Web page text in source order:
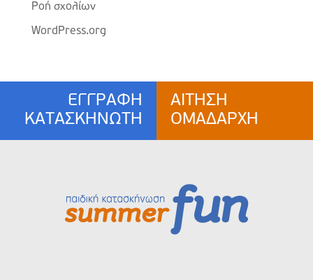
Ροή σχολίων
WordPress.org
ΕΓΓΡΑΦΗ
ΚΑΤΑΣΚΗΝΩΤΗ
ΑΙΤΗΣΗ
ΟΜΑΔΑΡΧΗ